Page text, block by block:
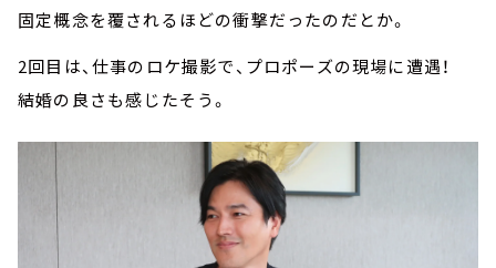
固定概念を覆されるほどの衝撃だったのだとか。
2回目は、仕事のロケ撮影で、プロポーズの現場に遭遇！
結婚の良さも感じたそう。